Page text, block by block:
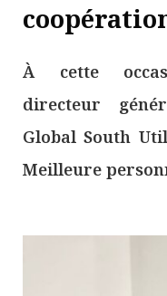
À cette
directeur
Global South
Meilleure